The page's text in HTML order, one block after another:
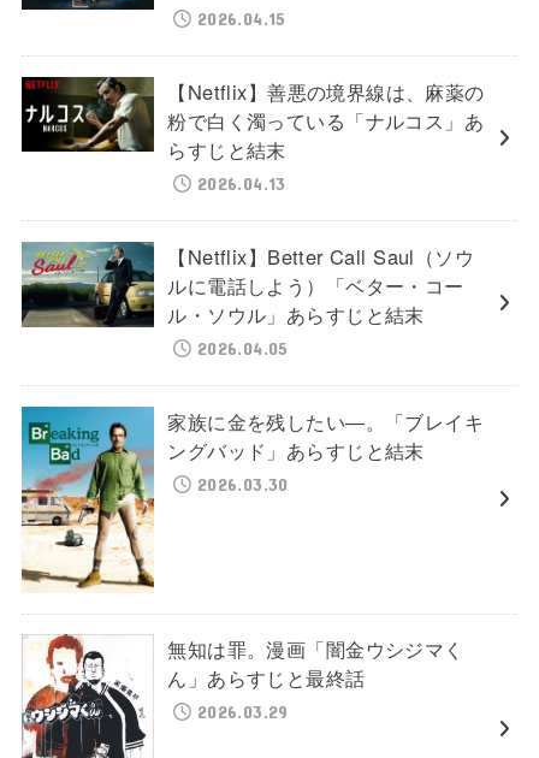
2026.04.15
【Netflix】善悪の境界線は、麻薬の
粉で白く濁っている「ナルコス」あ
らすじと結末
2026.04.13
【Netflix】Better Call Saul（ソウ
ルに電話しよう）「ベター・コー
ル・ソウル」あらすじと結末
2026.04.05
家族に金を残したい―。「ブレイキ
ングバッド」あらすじと結末
2026.03.30
無知は罪。漫画「闇金ウシジマく
ん」あらすじと最終話
2026.03.29